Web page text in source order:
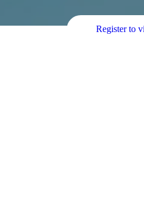
Register to